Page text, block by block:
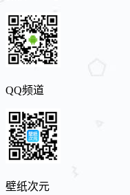
QQ频道
壁纸次元